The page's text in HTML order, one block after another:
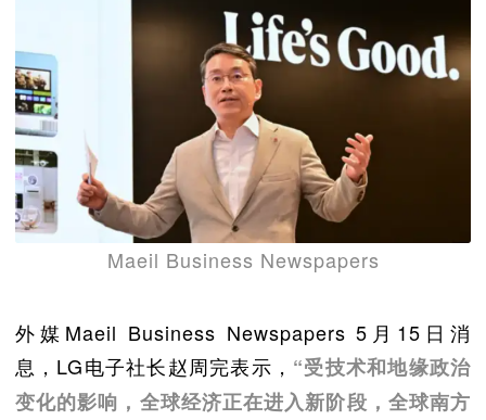
Maeil Business Newspapers
外媒Maeil Business Newspapers 5月15日消
息，LG电子社长赵周完表示， “受技术和地缘政治
变化的影响，全球经济正在进入新阶段，全球南方